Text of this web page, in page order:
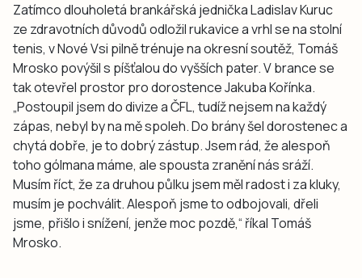
Zatímco dlouholetá brankářská jednička Ladislav Kuruc
ze zdravotních důvodů odložil rukavice a vrhl se na stolní
tenis, v Nové Vsi pilně trénuje na okresní soutěž, Tomáš
Mrosko povýšil s píšťalou do vyšších pater. V brance se
tak otevřel prostor pro dorostence Jakuba Kořínka.
„Postoupil jsem do divize a ČFL, tudíž nejsem na každý
zápas, nebyl by na mě spoleh. Do brány šel dorostenec a
chytá dobře, je to dobrý zástup. Jsem rád, že alespoň
toho gólmana máme, ale spousta zranění nás sráží.
Musím říct, že za druhou půlku jsem měl radost i za kluky,
musím je pochválit. Alespoň jsme to odbojovali, dřeli
jsme, přišlo i snížení, jenže moc pozdě,“ říkal Tomáš
Mrosko.